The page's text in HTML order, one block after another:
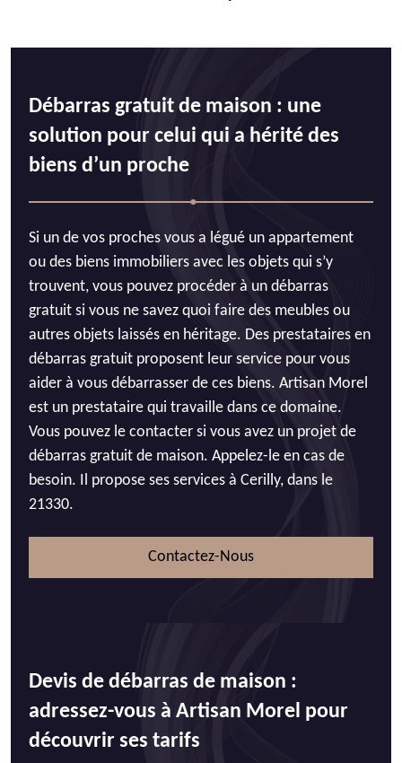
Débarras gratuit de maison : une
solution pour celui qui a hérité des
biens d’un proche
Si un de vos proches vous a légué un appartement
ou des biens immobiliers avec les objets qui s’y
trouvent, vous pouvez procéder à un débarras
gratuit si vous ne savez quoi faire des meubles ou
autres objets laissés en héritage. Des prestataires en
débarras gratuit proposent leur service pour vous
aider à vous débarrasser de ces biens. Artisan Morel
est un prestataire qui travaille dans ce domaine.
Vous pouvez le contacter si vous avez un projet de
débarras gratuit de maison. Appelez-le en cas de
besoin. Il propose ses services à Cerilly, dans le
21330.
Contactez-Nous
Devis de débarras de maison :
adressez-vous à Artisan Morel pour
découvrir ses tarifs